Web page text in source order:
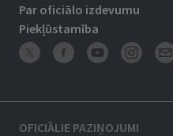
Par oficiālo izdevumu
Piekļūstamība
OFICIĀLIE PAZIŅOJUMI